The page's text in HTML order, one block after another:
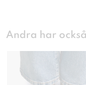
Andra har